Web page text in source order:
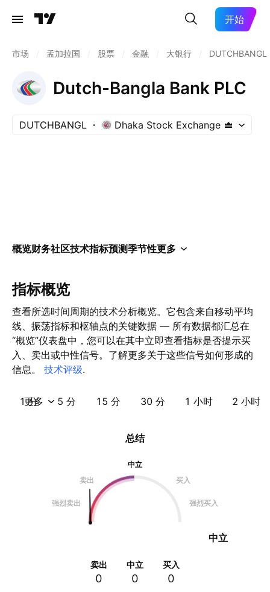
开始
市场 孟加拉国 股票 金融 大银行 DUTCHBANGL
Dutch-Bangla Bank PLC
DUTCHBANGL Dhaka Stock Exchange
概览财务社区技术指标预测季节性更多
指标概览
查看所选时间周期的技术分析概览。它包含来自移动平均
线、振荡指标和枢轴点的关键数据 — 所有数据都汇总在
“概览”仪表盘中，您可以在其中立即查看指标是否提示买
入、卖出或中性信号。了解更多关于这些信号如何形成的
信息。 技术评级.
1 分 5 分 15 分 30 分 1 小时 2 小时
更多
总结
中立
卖出
买入
强烈卖出 强烈买入
中立
卖出
0
中立
0
买入
0